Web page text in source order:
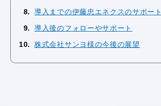
8
導入までの伊藤忠エネクスのサポート
9
導入後のフォローやサポート
10
株式会社サンヨ様の今後の展望